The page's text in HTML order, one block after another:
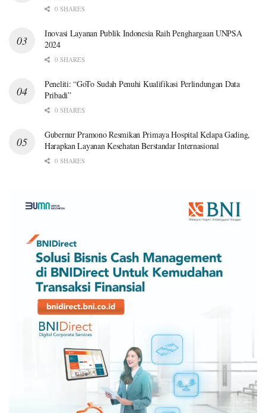
0 SHARES
Inovasi Layanan Publik Indonesia Raih Penghargaan UNPSA
2024
0 SHARES
Peneliti: “GoTo Sudah Penuhi Kualifikasi Perlindungan Data
Pribadi”
0 SHARES
Gubernur Pramono Resmikan Primaya Hospital Kelapa Gading,
Harapkan Layanan Kesehatan Berstandar Internasional
0 SHARES